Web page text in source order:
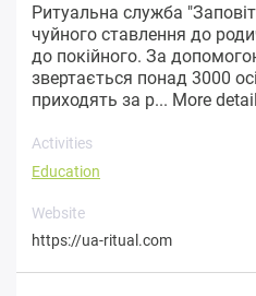
Ритуальна служба
чуйного ставлення до
до покійного. За
звертається понад 3000
приходять за р... More
Activities
Education
Website
https://ua-ritual.com